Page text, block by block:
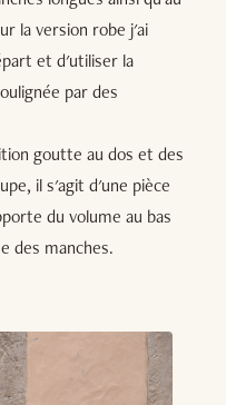
la version robe j'ai
et d'utiliser la
par des
goutte au dos et des
il s'agit d'une pièce
du volume au bas
des manches.